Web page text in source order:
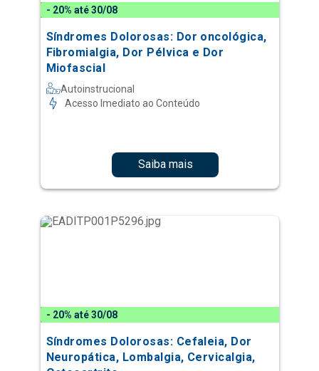
- 20% até 30/08
Síndromes Dolorosas: Dor oncológica,
Fibromialgia, Dor Pélvica e Dor
Miofascial
Autoinstrucional
Acesso Imediato ao Conteúdo
Saiba mais
- 20% até 30/08
Síndromes Dolorosas: Cefaleia, Dor
Neuropática, Lombalgia, Cervicalgia,